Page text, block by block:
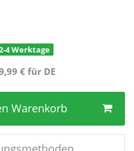
4 Werktage
€ für DE
Warenkorb